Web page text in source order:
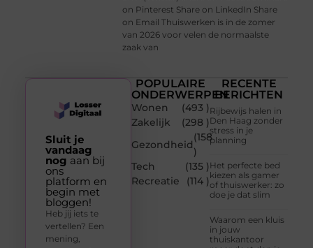
on Pinterest Share on LinkedIn Share
on Email Thuiswerken is in de zomer
van 2026 voor velen de normaalste
zaak van
POPULAIRE
ONDERWERPEN
Wonen
(493 )
Zakelijk
(298 )
Gezondheid
(158
)
Tech
(135 )
Recreatie
(114 )
RECENTE
BERICHTEN
Rijbewijs halen in
Den Haag zonder
stress in je
planning
Het perfecte bed
kiezen als gamer
of thuiswerker: zo
doe je dat slim
Waarom een kluis
in jouw
thuiskantoor
Sluit je
vandaag
nog aan bij
ons
platform en
begin met
bloggen!
Heb jij iets te
vertellen? Een
mening,